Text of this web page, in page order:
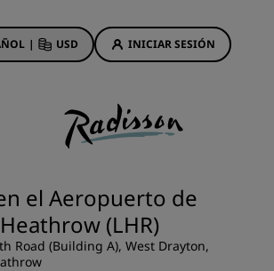
| USD INICIAR SESIÓN
Ofertas de hotel
A la primera va la vencida
Ofertas especiales
Reservar con antelación
el Aeropuerto de
(LHR)
Road (Building A), West Drayton,